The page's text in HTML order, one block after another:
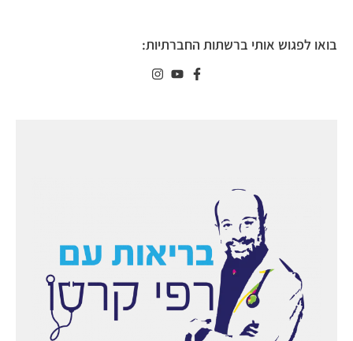
בואו לפגוש אותי ברשתות החברתיות: